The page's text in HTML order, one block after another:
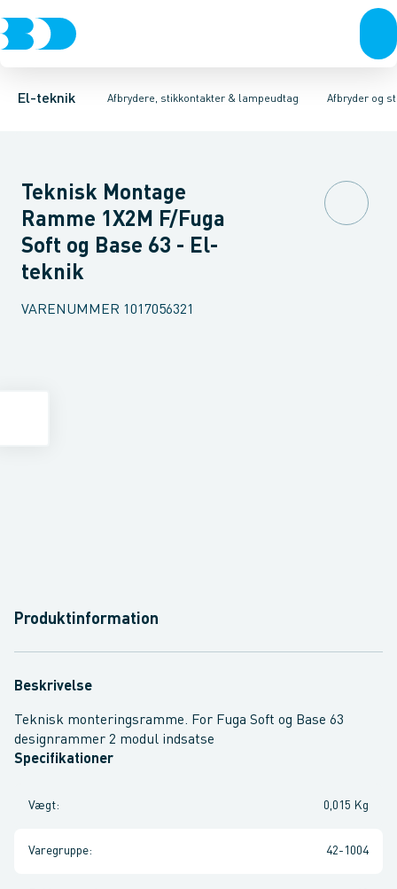
El-teknik Afbrydere, stikkontakter & lampeudtag
Afbrydere, stikkontakter & lampeudtagForgreningsmateriel
Afbryder og
Afbryder og stikdåsemateriel
Afbryder og stikkontakt kombinationInstallationsafbryder
Teknisk Montage
Ramme 1X2M F/Fuga
Soft og Base 63 - El-
teknik
VARENUMMER 1017056321
Produktinformation
Beskrivelse
Teknisk monteringsramme. For Fuga Soft og Base 63
designrammer 2 modul indsatse
Specifikationer
Vægt: 0,015 Kg
Varegruppe: 42-1004